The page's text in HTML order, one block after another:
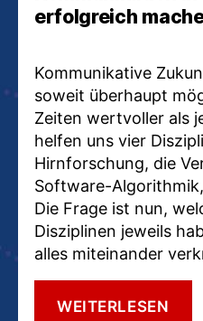
erfolgreich
Kommunikative
soweit überhaupt
Zeiten wertvoller als
helfen uns vier
Hirnforschung, die
Software-
Die Frage ist nun,
Disziplinen jeweils
alles miteinander
WEITERLESEN